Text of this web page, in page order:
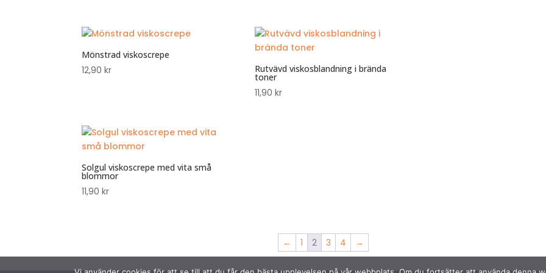
Mönstrad viskoscrepe
12,90kr Rutvävd viskosblandning i brända
toner
11,90 kr
Solgul viskoscrepe med vita små
blommor
11,90kr
← 1 2 3 4 →